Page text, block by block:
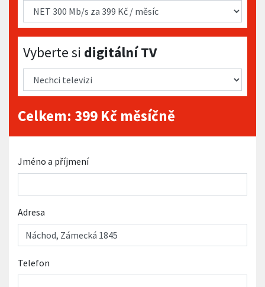
Vyberte si digitální TV
Vyberte si digitální TV
Celkem: 399 Kč měsíčně
Jméno a příjmení
Adresa
Telefon